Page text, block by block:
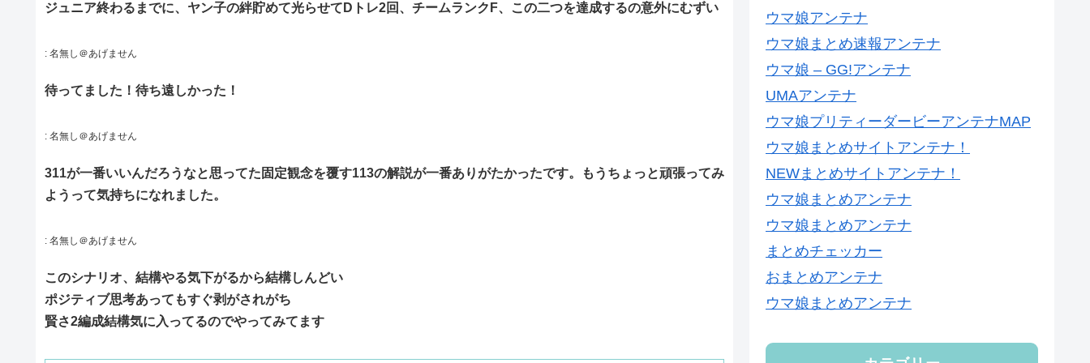
ジュニア終わるまでに、ヤン子の絆貯めて光らせてDトレ2回、チームランクF、この二つを達成するの意外にむずい
: 名無し＠あげません
待ってました！待ち遠しかった！
: 名無し＠あげません
311が一番いいんだろうなと思ってた固定観念を覆す113の解説が一番ありがたかったです。もうちょっと頑張ってみ
ようって気持ちになれました。
: 名無し＠あげません
このシナリオ、結構やる気下がるから結構しんどい
ポジティブ思考あってもすぐ剥がされがち
賢さ2編成結構気に入ってるのでやってみてます
ウマ娘アンテナ
ウマ娘まとめ速報アンテナ
ウマ娘 – GG!アンテナ
UMAアンテナ
ウマ娘プリティーダービーアンテナMAP
ウマ娘まとめサイトアンテナ！
NEWまとめサイトアンテナ！
ウマ娘まとめアンテナ
ウマ娘まとめアンテナ
まとめチェッカー
おまとめアンテナ
ウマ娘まとめアンテナ